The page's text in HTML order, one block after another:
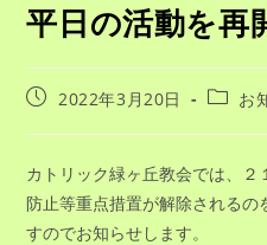
平日の活動を再
投
公
開
日:
2022年3月20日
投
カ
テ
ゴ
リ
お
カトリック緑ヶ丘教会では、
防止等重点措置が解除されるの
すのでお知らせします。